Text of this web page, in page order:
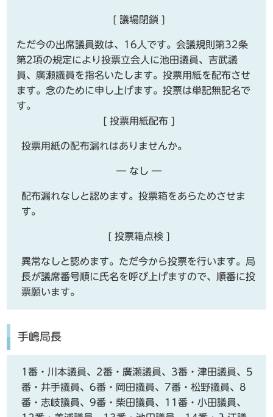
[ 議場閉鎖 ]
ただ今の出席議員数は、16人です。会議規則第32条
第2項の規定により投票立会人に池田議員、吉武議
員、廣瀬議員を指名いたします。投票用紙を配布させ
ます。念のために申し上げます。投票は単記無記名で
す。
[ 投票用紙配布 ]
投票用紙の配布漏れはありませんか。
― なし ―
配布漏れなしと認めます。投票箱をあらためさせま
す。
[ 投票箱点検 ]
異常なしと認めます。ただ今から投票を行います。局
長が議席番号順に氏名を呼び上げますので、順番に投
票願います。
手嶋局長
1番・川本議員、2番・廣瀬議員、3番・津田議員、5
番・井手議員、6番・岡田議員、7番・松野議員、8
番・志岐議員、9番・柴田議員、11番・小田議員、